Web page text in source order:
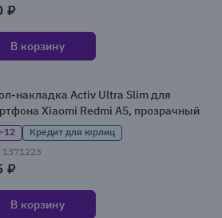
₽
В корзину
накладка Activ Ultra Slim для
Xiaomi Redmi A5, прозрачный
Кредит для юрлиц
₽
В корзину